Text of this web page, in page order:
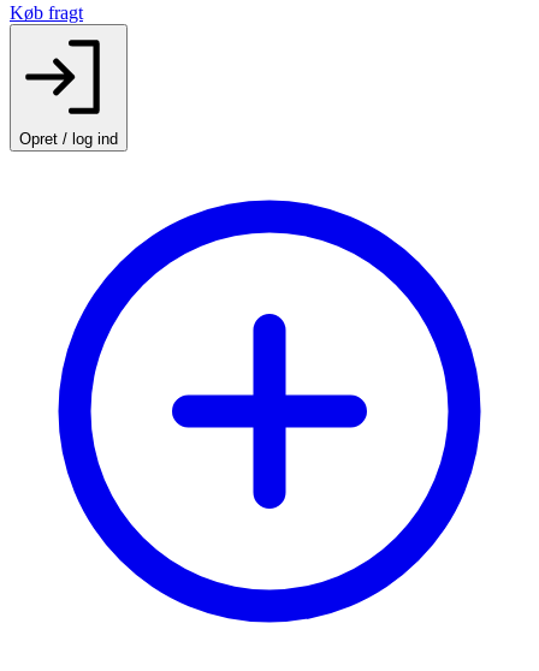
Køb fragt
Opret / log ind